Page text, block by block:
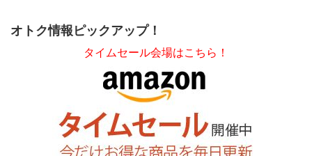
オトク情報ピックアップ！
タイムセール会場はこちら！